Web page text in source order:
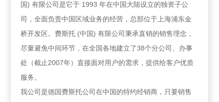
国) 有限公司是它于 1993 年在中国大陆设立的独资子公
司，全面负责中国区域业务的经营，总部位于上海浦东金
桥开发区。费斯托 (中国) 有限公司秉承直销的销售理念，
尽量避免中间环节，在全国各地建立了38个分公司、办事
处（截止2007年）直接面对用户的需求，提供给客户优质
服务。
我公司是德国费斯托公司在中国的特约经销商，只要销售